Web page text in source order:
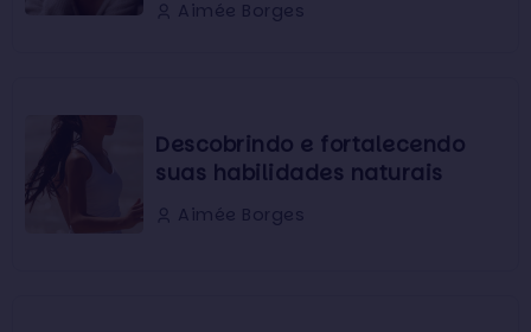
Aimée Borges
Descobrindo e fortalecendo
suas habilidades naturais
Aimée Borges